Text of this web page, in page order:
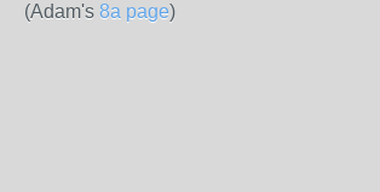
(Adam's 8a page)